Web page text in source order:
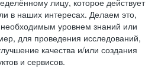
лицу, которое действует
в наших интересах. Делаем это,
уровнем знаний или
для проведения исследований,
качества и/или создания
и сервисов.